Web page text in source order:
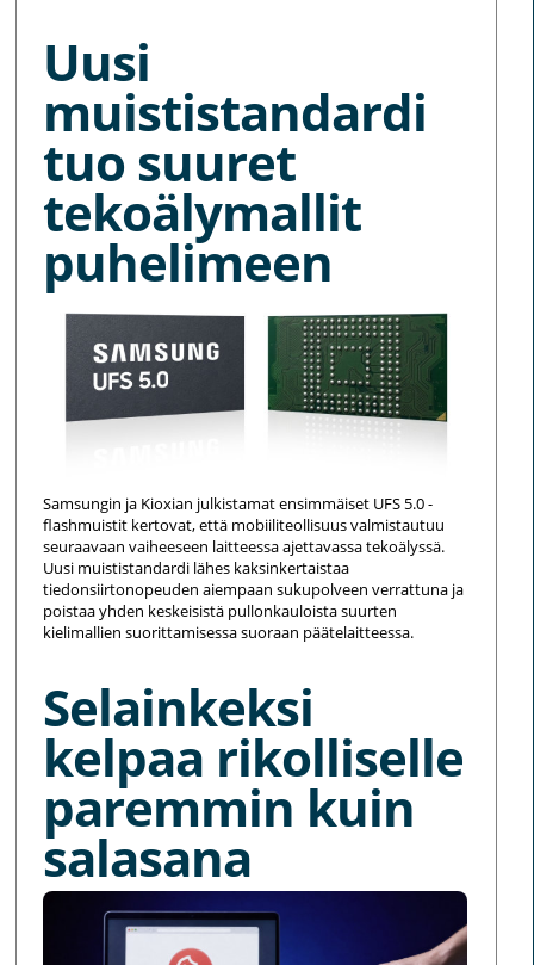
Uusi
muististandardi
tuo suuret
tekoälymallit
puhelimeen
Samsungin ja Kioxian julkistamat ensimmäiset UFS 5.0 -
flashmuistit kertovat, että mobiiliteollisuus valmistautuu
seuraavaan vaiheeseen laitteessa ajettavassa tekoälyssä.
Uusi muististandardi lähes kaksinkertaistaa
tiedonsiirtonopeuden aiempaan sukupolveen verrattuna ja
poistaa yhden keskeisistä pullonkauloista suurten
kielimallien suorittamisessa suoraan päätelaitteessa.
Selainkeksi
kelpaa rikolliselle
paremmin kuin
salasana